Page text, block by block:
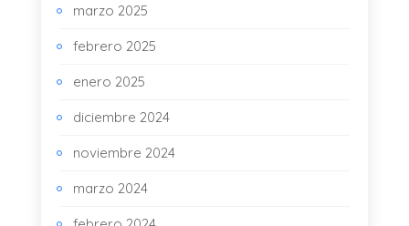
marzo 2025
febrero 2025
enero 2025
diciembre 2024
noviembre 2024
marzo 2024